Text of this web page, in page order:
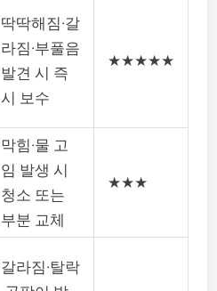
딱딱해짐·갈
라짐·부풀음
발견 시 즉
시 보수
★★★★★
막힘·물 고
임 발생 시
청소 또는
부분 교체
★★★
갈라짐·탈락